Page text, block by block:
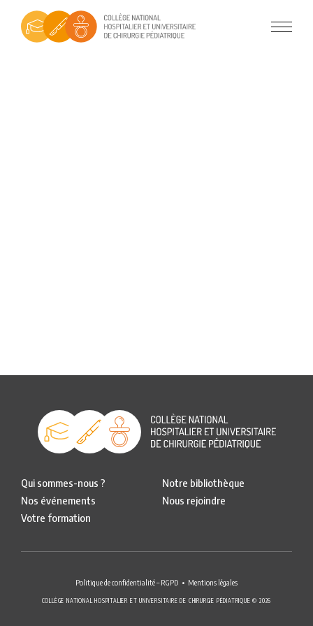
Qui sommes-nous ?
Nos événements
Votre formation
Notre bibliothèque
Nous rejoindre
Politique de confidentialité – RGPD Mentions légales
COLLÈGE NATIONAL HOSPITALIER ET UNIVERSITAIRE DE CHIRURGIE PÉDIATRIQUE © 2026